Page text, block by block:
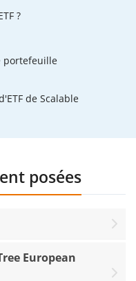
?
portefeuille
de Scalable
posées
European